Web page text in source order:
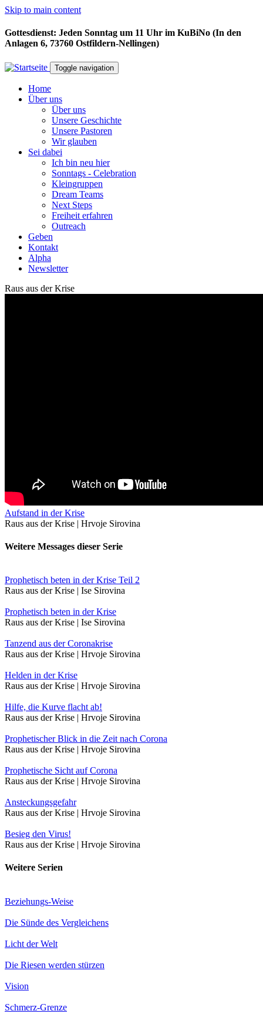
Skip to main content
Gottesdienst: Jeden Sonntag um 11 Uhr im KuBiNo (In den
Anlagen 6, 73760 Ostfildern-Nellingen)
Toggle navigation
Home
Über uns
Über uns
Unsere Geschichte
Unsere Pastoren
Wir glauben
Sei dabei
Ich bin neu hier
Sonntags - Celebration
Kleingruppen
Dream Teams
Next Steps
Freiheit erfahren
Outreach
Geben
Kontakt
Alpha
Newsletter
Raus aus der Krise
Aufstand in der Krise
Raus aus der Krise | Hrvoje Sirovina
Weitere Messages dieser Serie
Prophetisch beten in der Krise Teil 2
Raus aus der Krise | Ise Sirovina
Prophetisch beten in der Krise
Raus aus der Krise | Ise Sirovina
Tanzend aus der Coronakrise
Raus aus der Krise | Hrvoje Sirovina
Helden in der Krise
Raus aus der Krise | Hrvoje Sirovina
Hilfe, die Kurve flacht ab!
Raus aus der Krise | Hrvoje Sirovina
Prophetischer Blick in die Zeit nach Corona
Raus aus der Krise | Hrvoje Sirovina
Prophetische Sicht auf Corona
Raus aus der Krise | Hrvoje Sirovina
Ansteckungsgefahr
Raus aus der Krise | Hrvoje Sirovina
Besieg den Virus!
Raus aus der Krise | Hrvoje Sirovina
Weitere Serien
Beziehungs-Weise
Die Sünde des Vergleichens
Licht der Welt
Die Riesen werden stürzen
Vision
Schmerz-Grenze